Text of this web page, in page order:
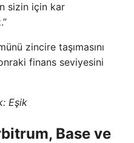
sizin için kar
zincire taşımasını
finans seviyesini
Eşik
Base ve